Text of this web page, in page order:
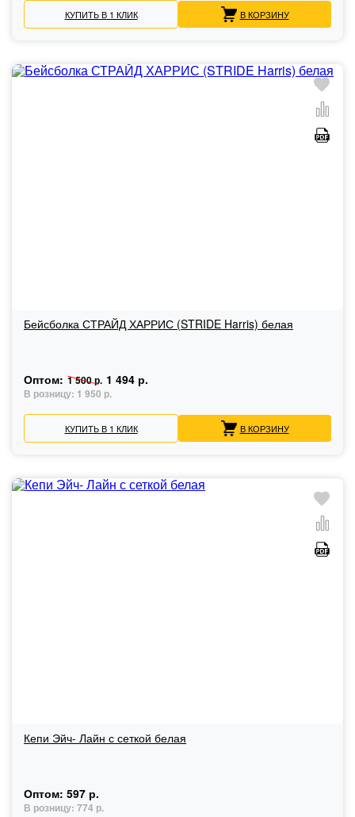
КУПИТЬ В 1 КЛИК В КОРЗИНУ
Бейсболка СТРАЙД ХАРРИС (STRIDE Harris) белая
Оптом: 1 500 р. 1 494 р.
В розницу: 1 950 р.
КУПИТЬ В 1 КЛИК В КОРЗИНУ
Кепи Эйч- Лайн с сеткой белая
Оптом: 597 р.
В розницу: 774 р.